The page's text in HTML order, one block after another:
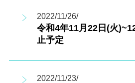
2022/11/26/
令和4年11月22日(火
止予定
2022/11/23/